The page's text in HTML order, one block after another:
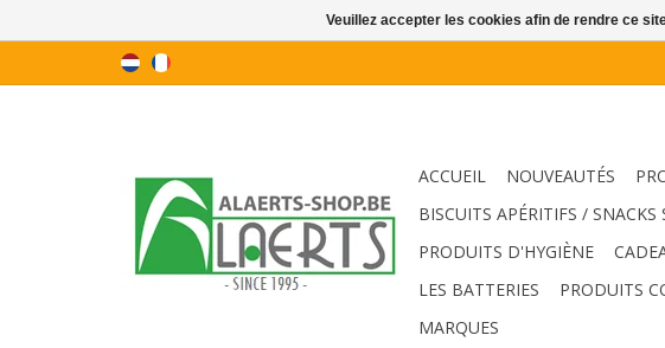
ACCUEIL NOUVEAUTÉS
BISCUITS APÉRITIFS / SNACKS
PRODUITS D'HYGIÈNE
LES BATTERIES
PRODUITS
MARQUES
Veuillez accepter les cookies afin de rendre ce